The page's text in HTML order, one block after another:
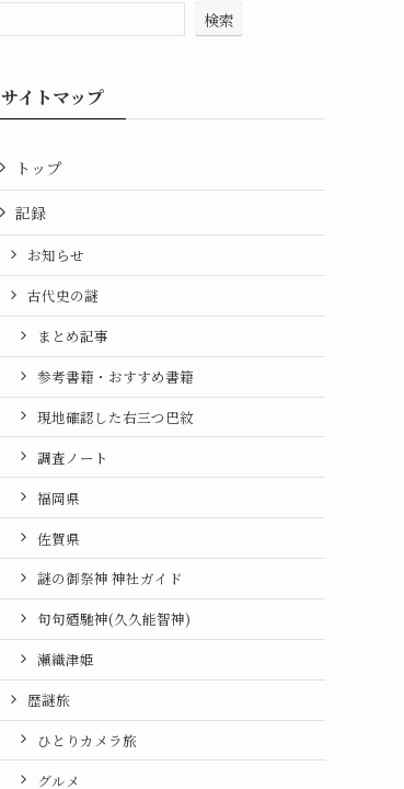
検索
サイトマップ
トップ
記録
お知らせ
古代史の謎
まとめ記事
参考書籍・おすすめ書籍
現地確認した右三つ巴紋
調査ノート
福岡県
佐賀県
謎の御祭神 神社ガイド
句句廼馳神(久久能智神)
瀬織津姫
歴謎旅
ひとりカメラ旅
グルメ